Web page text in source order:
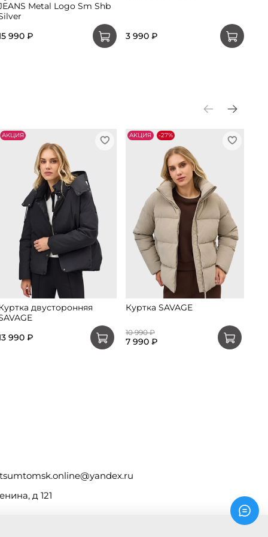
Metal Logo Sm Shb
990 ₽
3 990 ₽
АKЦИЯ
двусторонняя
990 ₽
АKЦИЯ -27%
Куртка SAVAGE
10 990 ₽
7 990 ₽
tsumtomsk.online@yandex.ru
д 121